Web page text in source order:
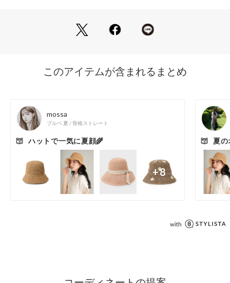
■メーカー品番：NN02341（ナチュラル NA）
＜THE NORTH FACE（ザ・ノース・フェイス）＞
1968年に設立されたアウトドアブランドの老舗＜THE NORT
H FACE＞。
過酷な自然を相手に挑戦する人たちの身につける衣服や小物は
一切の妥協ない機能性を有しています。
常に“今のベストであること”をスローガンに革新を続ける、世
界のトップアウトドアブランドです。
※商品に「取り扱い上の注意書き」、「洗濯表示」がございま
※商品の色味の目安は、商品単体の画像をご参照ください。